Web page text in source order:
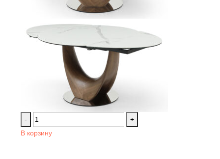
-
+
В корзину